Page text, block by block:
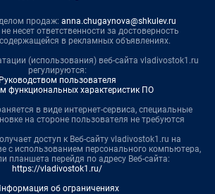
продаж: anna.chugaynova@shkulev.ru
несет ответственности за достоверность
в рекламных объявлениях.
(использования) веб-сайта vladivostok1.ru
регулируются:
Руководством пользователя
функциональных характеристик ПО
в виде интернет-сервиса, специальные
на стороне пользователя не требуются
доступ к Веб-сайту vladivostok1.ru на
с использованием персонального компьютера,
планшета перейдя по адресу Веб-сайта:
https://vladivostok1.ru/
об ограничениях